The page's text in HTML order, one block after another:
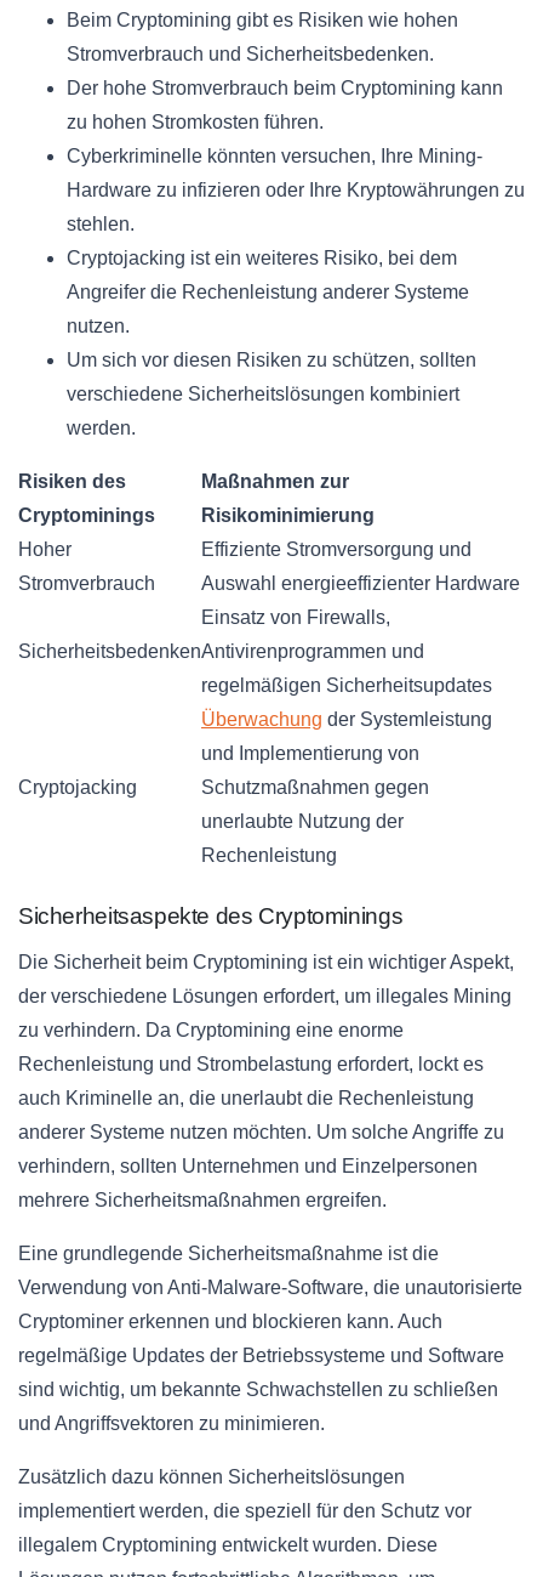
Beim Cryptomining gibt es Risiken wie hohen
Stromverbrauch und Sicherheitsbedenken.
Der hohe Stromverbrauch beim Cryptomining kann
zu hohen Stromkosten führen.
Cyberkriminelle könnten versuchen, Ihre Mining-
Hardware zu infizieren oder Ihre Kryptowährungen zu
stehlen.
Cryptojacking ist ein weiteres Risiko, bei dem
Angreifer die Rechenleistung anderer Systeme
nutzen.
Um sich vor diesen Risiken zu schützen, sollten
verschiedene Sicherheitslösungen kombiniert
werden.
Risiken des
Cryptominings
Maßnahmen zur
Risikominimierung
Hoher
Stromverbrauch
Effiziente Stromversorgung und
Auswahl energieeffizienter Hardware
Sicherheitsbedenken
Einsatz von Firewalls,
Antivirenprogrammen und
regelmäßigen Sicherheitsupdates
Cryptojacking
Überwachung der Systemleistung
und Implementierung von
Schutzmaßnahmen gegen
unerlaubte Nutzung der
Rechenleistung
Sicherheitsaspekte des Cryptominings
Die Sicherheit beim Cryptomining ist ein wichtiger Aspekt,
der verschiedene Lösungen erfordert, um illegales Mining
zu verhindern. Da Cryptomining eine enorme
Rechenleistung und Strombelastung erfordert, lockt es
auch Kriminelle an, die unerlaubt die Rechenleistung
anderer Systeme nutzen möchten. Um solche Angriffe zu
verhindern, sollten Unternehmen und Einzelpersonen
mehrere Sicherheitsmaßnahmen ergreifen.
Eine grundlegende Sicherheitsmaßnahme ist die
Verwendung von Anti-Malware-Software, die unautorisierte
Cryptominer erkennen und blockieren kann. Auch
regelmäßige Updates der Betriebssysteme und Software
sind wichtig, um bekannte Schwachstellen zu schließen
und Angriffsvektoren zu minimieren.
Zusätzlich dazu können Sicherheitslösungen
implementiert werden, die speziell für den Schutz vor
illegalem Cryptomining entwickelt wurden. Diese